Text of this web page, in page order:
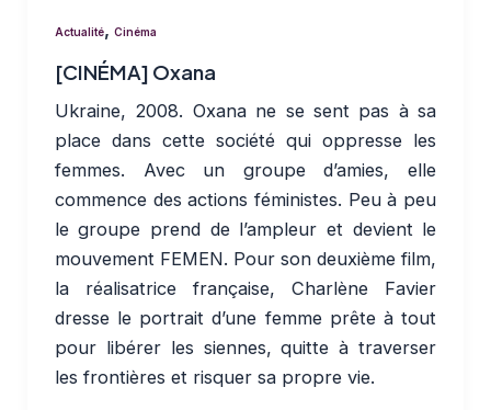
Actualité, Cinéma
[CINÉMA] Oxana
Ukraine, 2008. Oxana ne se sent pas à sa
place dans cette société qui oppresse les
femmes. Avec un groupe d’amies, elle
commence des actions féministes. Peu à peu
le groupe prend de l’ampleur et devient le
mouvement FEMEN. Pour son deuxième film,
la réalisatrice française, Charlène Favier
dresse le portrait d’une femme prête à tout
pour libérer les siennes, quitte à traverser
les frontières et risquer sa propre vie.